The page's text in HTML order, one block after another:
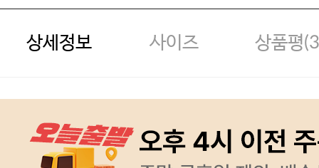
상세정보 사이즈 상품평(3